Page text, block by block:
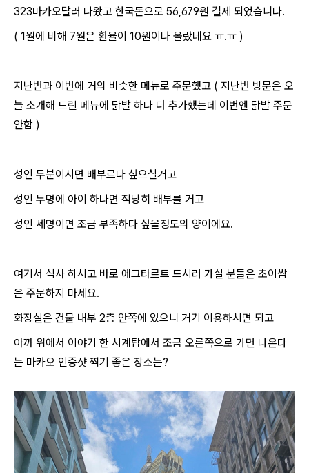
323마카오달러 나왔고 한국돈으로 56,679원 결제 되었습니다.
( 1월에 비해 7월은 환율이 10원이나 올랐네요 ㅠ.ㅠ )
지난번과 이번에 거의 비슷한 메뉴로 주문했고 ( 지난번 방문은 오
늘 소개해 드린 메뉴에 닭발 하나 더 추가했는데 이번엔 닭발 주문
안함 )
성인 두분이시면 배부르다 싶으실거고
성인 두명에 아이 하나면 적당히 배부를 거고
성인 세명이면 조금 부족하다 싶을정도의 양이에요.
여기서 식사 하시고 바로 에그타르트 드시러 가실 분들은 초이쌈
은 주문하지 마세요.
화장실은 건물 내부 2층 안쪽에 있으니 거기 이용하시면 되고
아까 위에서 이야기 한 시계탑에서 조금 오른쪽으로 가면 나온다
는 마카오 인증샷 찍기 좋은 장소는?